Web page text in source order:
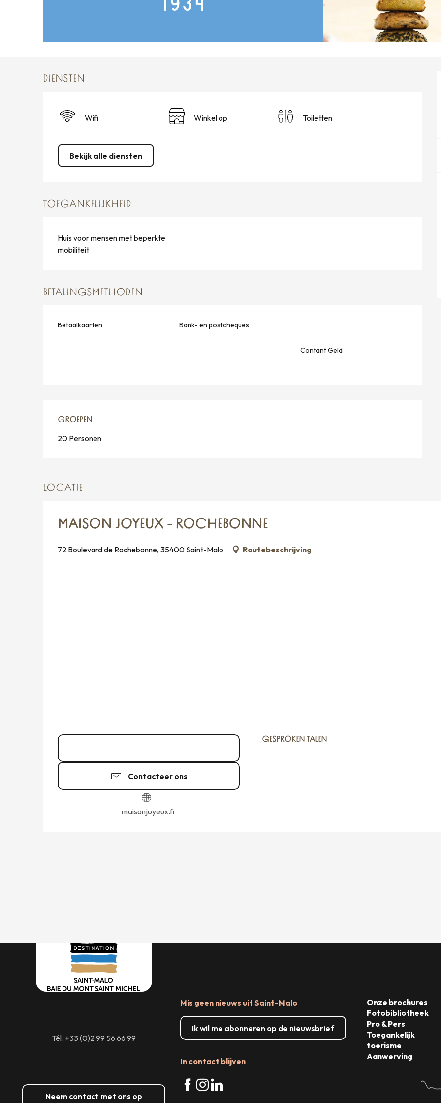
DIENSTEN
Wifi Winkel op Toiletten
Bekijk alle diensten
TOEGANKELIJKHEID
Huis voor mensen met beperkte
mobiliteit
BETALINGSMETHODEN
Betaalkaarten Bank- en postcheques
Contant Geld
GROEPEN
GROEPEN
20 Personen
LOCATIE
MAISON JOYEUX - ROCHEBONNE
72 Boulevard de Rochebonne, 35400 Saint-Malo Routebeschrijving
Contacteer ons
maisonjoyeux.fr
GESPROKEN TALEN
GESPROKEN TALEN
Tél. +33 (0)2 99 56 66 99
Neem contact met ons op
Mis geen nieuws uit Saint-Malo
Ik wil me abonneren op de nieuwsbrief
In contact blijven
Onze brochures
Fotobibliotheek
Pro & Pers
Toegankelijk
toerisme
Aanwerving